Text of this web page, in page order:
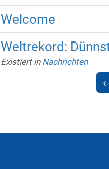
Welcome
Weltrekord:
Existiert in Nachrichten